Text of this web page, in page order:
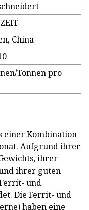
China
Tonnen pro
einer Kombination
Aufgrund ihrer
ihrer
ihrer guten
und
Die Ferrit- und
haben eine